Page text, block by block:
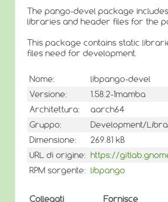
The pango-devel package
libraries and header files for the
This package contains static
files need for development.
Nome:
libpango-devel
Versione:
1.58.2-1mamba
Architettura:
aarch64
Gruppo:
Development/
Dimensione:
269.81 kB
URL di origine: https://
RPM sorgente: libpango
Collegati
Fornisce